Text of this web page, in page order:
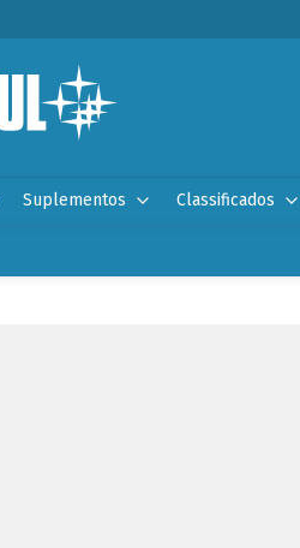
Suplementos Classificados